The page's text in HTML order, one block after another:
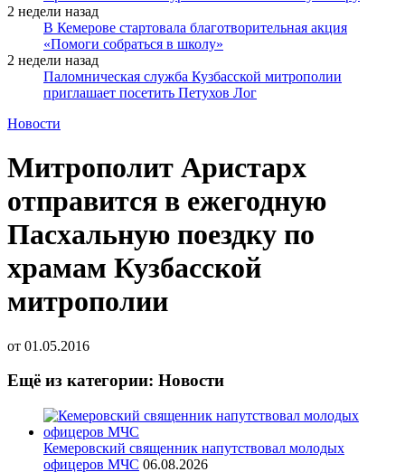
2 недели назад
В Кемерове стартовала благотворительная акция
«Помоги собраться в школу»
2 недели назад
Паломническая служба Кузбасской митрополии
приглашает посетить Петухов Лог
Новости
Митрополит Аристарх
отправится в ежегодную
Пасхальную поездку по
храмам Кузбасской
митрополии
от 01.05.2016
Ещё из категории: Новости
Кемеровский священник напутствовал молодых
офицеров МЧС 06.08.2026